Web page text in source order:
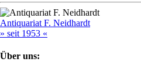
Antiquariat F. Neidhardt
» seit 1953 «
Über uns: